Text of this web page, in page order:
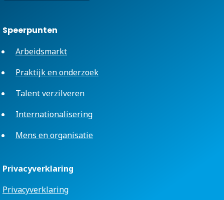
Speerpunten
Arbeidsmarkt
Praktijk en onderzoek
Talent verzilveren
Internationalisering
Mens en organisatie
Privacyverklaring
Privacyverklaring